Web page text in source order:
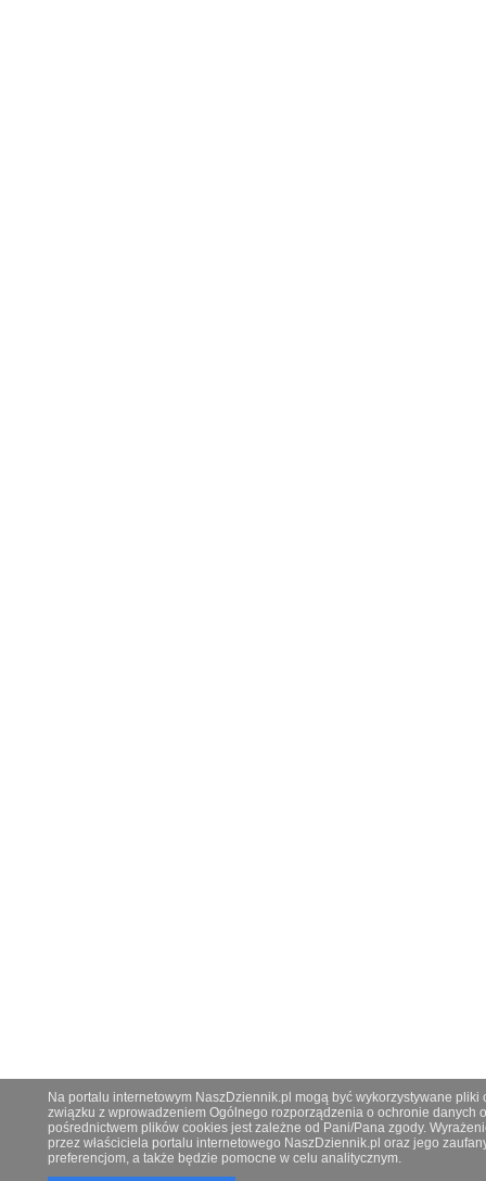
Na portalu internetowym NaszDziennik.pl mogą być wykorzystywane
związku z wprowadzeniem Ogólnego rozporządzenia o ochronie danych
pośrednictwem plików cookies jest zależne od Pani/Pana zgody.
przez właściciela portalu internetowego NaszDziennik.pl oraz jego
preferencjom, a także będzie pomocne w celu analitycznym.